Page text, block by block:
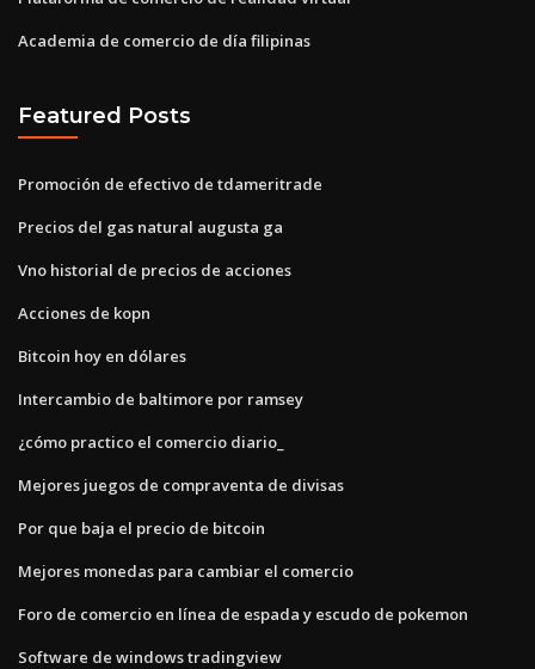
Academia de comercio de día filipinas
Featured Posts
Promoción de efectivo de tdameritrade
Precios del gas natural augusta ga
Vno historial de precios de acciones
Acciones de kopn
Bitcoin hoy en dólares
Intercambio de baltimore por ramsey
¿cómo practico el comercio diario_
Mejores juegos de compraventa de divisas
Por que baja el precio de bitcoin
Mejores monedas para cambiar el comercio
Foro de comercio en línea de espada y escudo de pokemon
Software de windows tradingview